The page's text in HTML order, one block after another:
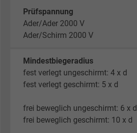
Prüfspannung
Ader/Ader 2000 V
Ader/Schirm 2000 V
Mindestbiegeradius
fest verlegt ungeschirmt: 4 x d
fest verlegt geschirmt: 5 x d
frei beweglich ungeschirmt: 6 x d
frei beweglich geschirmt: 10 x d